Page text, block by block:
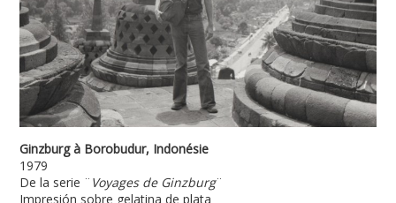
Ginzburg à Borobudur, Indonésie
1979
De la serie ¨ Voyages de Ginzburg¨
Impresión sobre gelatina de plata